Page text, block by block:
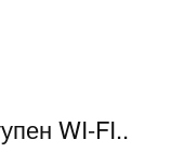
WI-FI..